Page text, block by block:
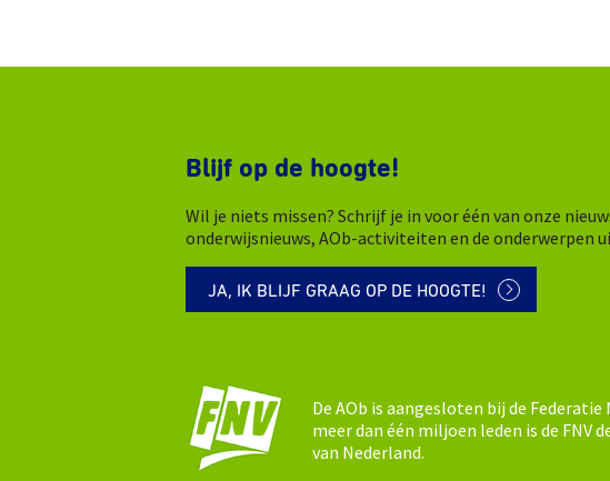
Blijf op de hoogte!
Wil je niets missen? Schrijf je in voor één van onze
onderwijsnieuws, AOb-activiteiten en de onderwerpen
JA, IK BLIJF GRAAG OP DE HOOGTE!
De AOb is aangesloten bij de
meer dan één miljoen leden is de FNV
van Nederland.